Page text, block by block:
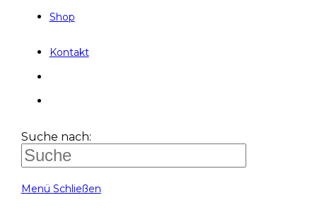
Shop
Kontakt
Suche nach:
Menü Schließen